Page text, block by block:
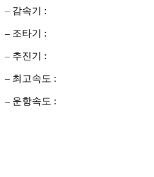
– 감속기 :
– 조타기 :
– 추진기 :
– 최고속도 :
– 운항속도 :